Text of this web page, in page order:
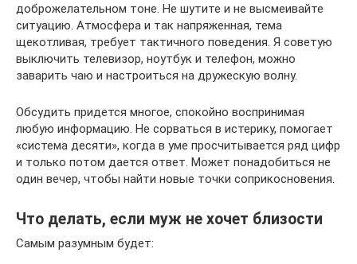
доброжелательном тоне. Не шутите и не высмеивайте
ситуацию. Атмосфера и так напряженная, тема
щекотливая, требует тактичного поведения. Я советую
выключить телевизор, ноутбук и телефон, можно
заварить чаю и настроиться на дружескую волну.
Обсудить придется многое, спокойно воспринимая
любую информацию. Не сорваться в истерику, помогает
«система десяти», когда в уме просчитывается ряд цифр
и только потом дается ответ. Может понадобиться не
один вечер, чтобы найти новые точки соприкосновения.
Что делать, если муж не хочет близости
Самым разумным будет: